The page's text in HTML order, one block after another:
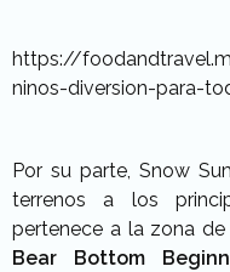
https://
ninos-diversion-para-
Por su parte, Snow
terrenos a los
pertenece a la zona
Bear Bottom